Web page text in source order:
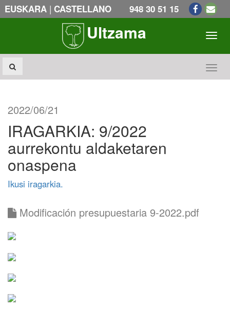
EUSKARA | CASTELLANO 948 30 51 15
Ultzama
2022/06/21
IRAGARKIA: 9/2022
aurrekontu aldaketaren
onaspena
Ikusi iragarkia.
Modificación presupuestaria 9-2022.pdf